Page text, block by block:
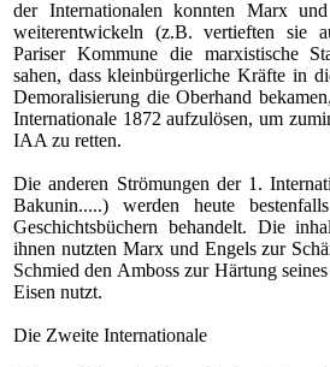
der Internationalen konnten Marx
weiterentwickeln (z.B. vertieften sie
Pariser Kommune die marxistische
sahen, dass kleinbürgerliche Kräfte in
Demoralisierung die Oberhand
Internationale 1872 aufzulösen, um
IAA zu retten.
Die anderen Strömungen der 1.
Bakunin.....) werden heute
Geschichtsbüchern behandelt. Die
ihnen nutzten Marx und Engels zur
Schmied den Amboss zur Härtung
Eisen nutzt.
Die Zweite Internationale